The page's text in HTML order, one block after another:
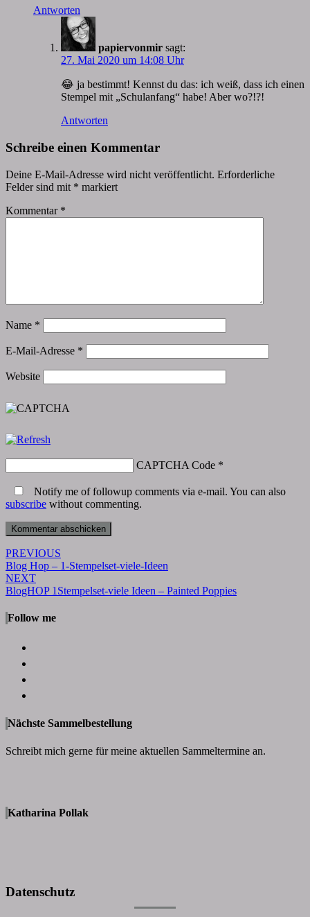
Antworten
papiervonmir sagt:
27. Mai 2020 um 14:08 Uhr
😂 ja bestimmt! Kennst du das: ich weiß, dass ich einen
Stempel mit „Schulanfang“ habe! Aber wo?!?!
Antworten
Schreibe einen Kommentar
Deine E-Mail-Adresse wird nicht veröffentlicht. Erforderliche
Felder sind mit * markiert
Kommentar *
Name *
E-Mail-Adresse *
Website
CAPTCHA Code *
Notify me of followup comments via e-mail. You can also
subscribe without commenting.
Post
navigation
PREVIOUS
Blog Hop – 1-Stempelset-viele-Ideen
NEXT
BlogHOP 1Stempelset-viele Ideen – Painted Poppies
Follow me
Nächste Sammelbestellung
Schreibt mich gerne für meine aktuellen Sammeltermine an.
Katharina Pollak
Datenschutz